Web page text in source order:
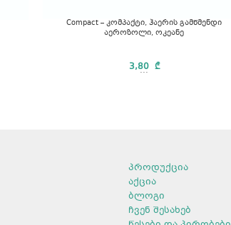
Compact – კომპაქტი, ჰაერის გამწმენდი
აეროზოლი, ოკეანე
3,80 ₾
...
პროდუქცია
აქცია
ბლოგი
ჩვენ შესახებ